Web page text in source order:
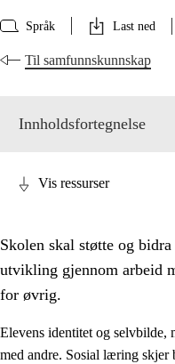
Språk Last ned
Til samfunnskunnskap
Innholdsfortegnelse
Vis ressurser
Skolen skal støtte og
utvikling gjennom arbeid
for øvrig.
Elevens identitet og selvbilde,
med andre. Sosial læring skjer